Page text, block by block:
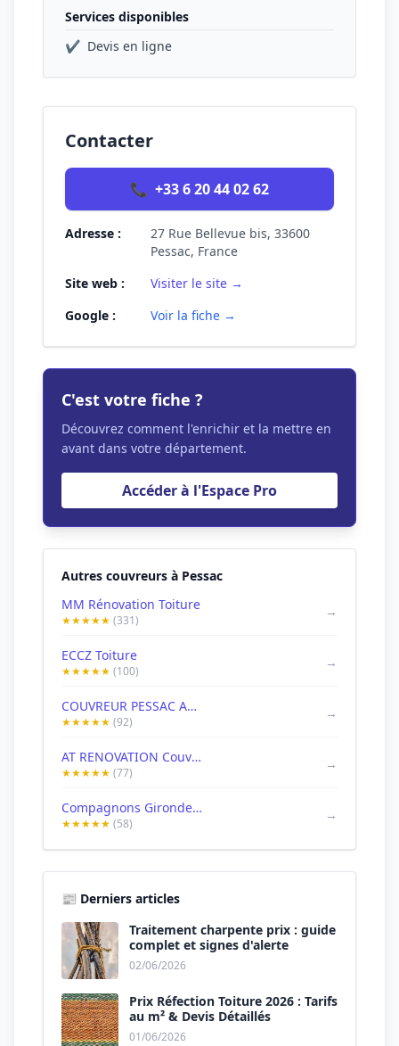
Services disponibles
✔ Devis en ligne
Contacter
📞 +33 6 20 44 02 62
Adresse :
27 Rue Bellevue bis, 33600
Pessac, France
Site web :
Visiter le site →
Google :
Voir la fiche →
C'est votre fiche ?
Découvrez comment l'enrichir et la mettre en
avant dans votre département.
Accéder à l'Espace Pro
Autres couvreurs à Pessac
MM Rénovation Toiture
★★★★★ (331)
→
ECCZ Toiture
★★★★★ (100)
→
COUVREUR PESSAC ANTOCOUVERTURE
★★★★★ (92)
→
AT RENOVATION Couvreur
★★★★★ (77)
→
Compagnons Gironde - couvreur bordeaux
★★★★★ (58)
→
📰 Derniers articles
Traitement charpente prix : guide
complet et signes d'alerte
02/06/2026
Prix Réfection Toiture 2026 : Tarifs
au m² & Devis Détaillés
01/06/2026